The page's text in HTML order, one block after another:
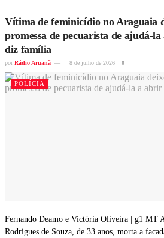
Vítima de feminicídio no Araguaia
promessa de pecuarista de ajudá-
diz família
por Rádio Aruanã 8 de julho de 2026 0
POLÍCIA
Fernando Deamo e Victória Oliveira | g1 MT
Rodrigues de Souza, de 33 anos, morta a